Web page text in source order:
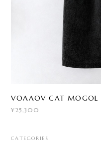
VOAAOV CAT MOGOL
¥25,300
CATEGORIES